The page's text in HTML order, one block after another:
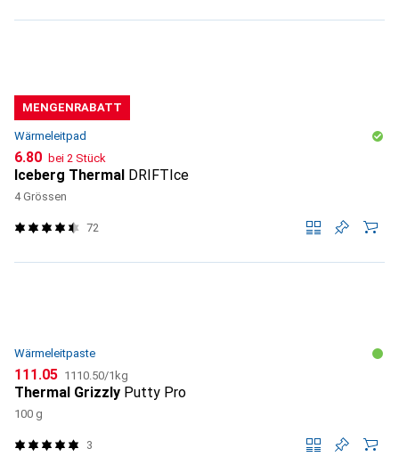
MENGENRABATT
Wärmeleitpad
CHF
6.80 bei 2 Stück
Iceberg Thermal DRIFTIce
4 Grössen
72
Wärmeleitpaste
CHF
111.05 CHF
1110.50/1kg
Thermal Grizzly Putty Pro
100 g
3